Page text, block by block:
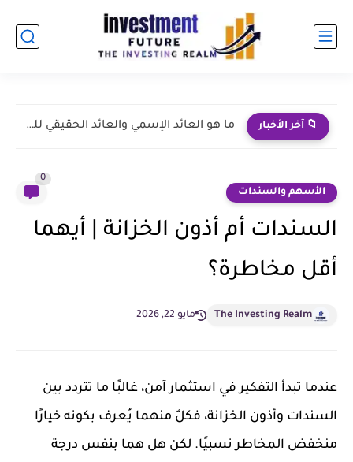
📁 آخر الأخبار نجاحات طارق نور | من الإعلانات إلى الاستثمار الإعلامي
الأسهم والسندات
0
السندات أم أذون الخزانة | أيهما
أقل مخاطرة؟
The Investing Realm مايو 22, 2026
عندما تبدأ التفكير في استثمار آمن، غالبًا ما تتردد بين
السندات وأذون الخزانة، فكلٌ منهما يُعرف بكونه خيارًا
منخفض المخاطر نسبيًا. لكن هل هما بنفس درجة